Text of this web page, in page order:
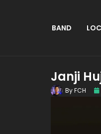
BAND
Janji
ByFCH